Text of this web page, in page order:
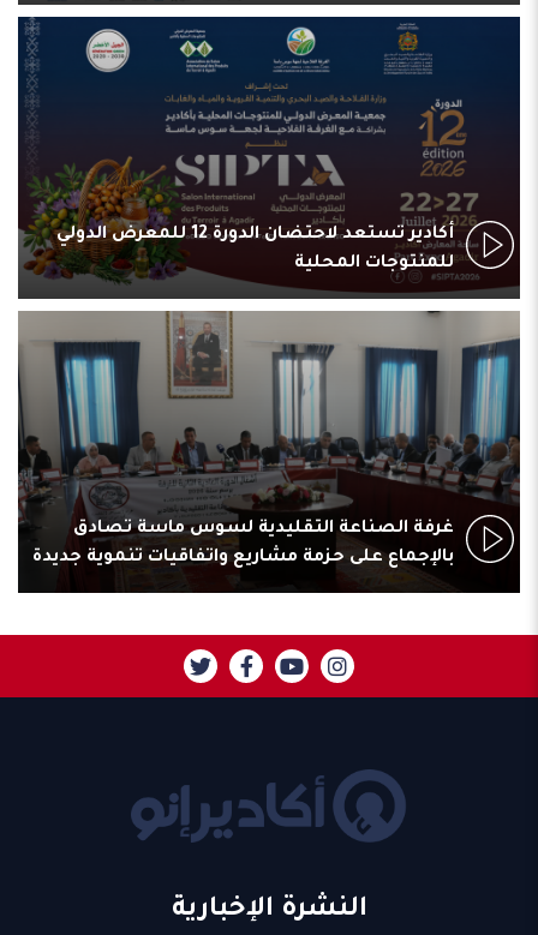
أكادير تستعد لاحتضان الدورة 12 للمعرض الدولي
للمنتوجات المحلية
غرفة الصناعة التقليدية لسوس ماسة تصادق
بالإجماع على حزمة مشاريع واتفاقيات تنموية جديدة
النشرة الإخبارية